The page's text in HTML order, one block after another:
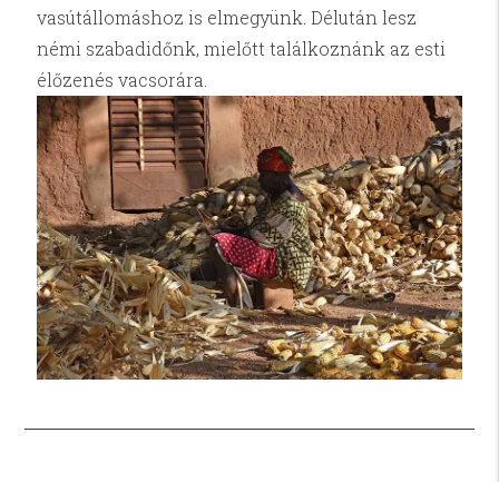
vasútállomáshoz is elmegyünk. Délután lesz
némi szabadidőnk, mielőtt találkoznánk az esti
élőzenés vacsorára.